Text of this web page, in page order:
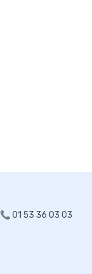
📞 01 53 36 03 03